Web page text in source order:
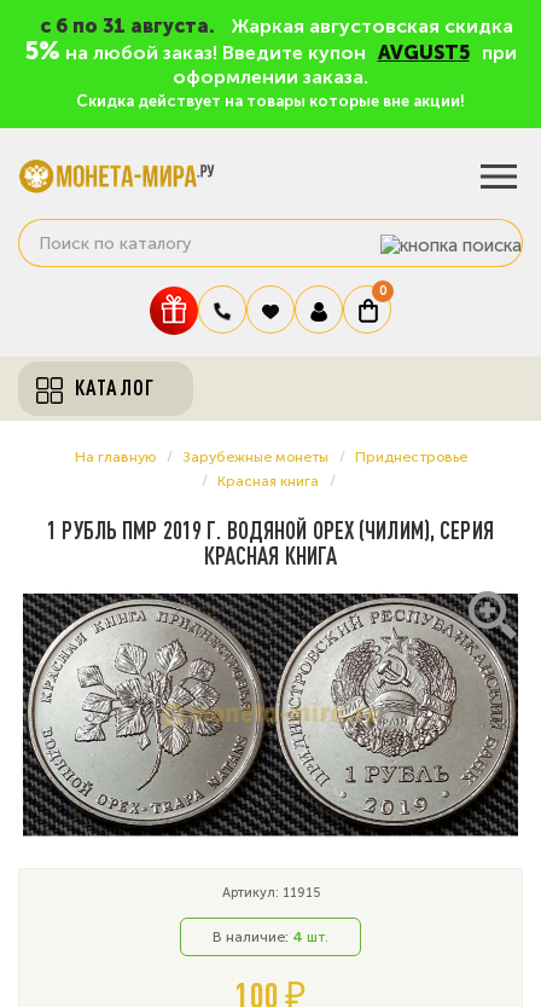
c 6 по 31 августа. Жаркая августовская скидка
5% на любой заказ! Введите купон AVGUST5
при
оформлении заказа.
Скидка действует на товары которые вне акции!
0
КАТАЛОГ
На главную Зарубежные монеты
Приднестровье
Красная книга
1 РУБЛЬ ПМР 2019 Г. ВОДЯНОЙ ОРЕХ (ЧИЛИМ), СЕРИЯ
КРАСНАЯ КНИГА
Артикул: 11915
В наличие: 4 шт.
100 ₽